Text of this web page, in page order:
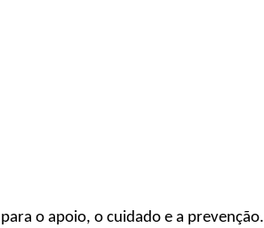
para o apoio, o cuidado e a prevenção.